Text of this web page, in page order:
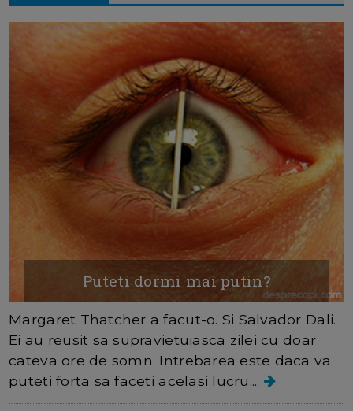
Puteti dormi mai putin?
Margaret Thatcher a facut-o. Si Salvador Dali.
Ei au reusit sa supravietuiasca zilei cu doar
cateva ore de somn. Intrebarea este daca va
puteti forta sa faceti acelasi lucru....